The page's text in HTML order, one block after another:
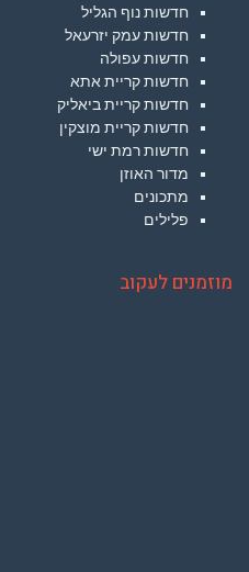
חדשות נוף הגליל
חדשות עמק יזרעאל
חדשות עפולה
חדשות קריית אתא
חדשות קריית ביאליק
חדשות קריית מוצקין
חדשות רמת ישי
מדור האוזן
מתכונים
פלילים
מוזמנים לעקוב